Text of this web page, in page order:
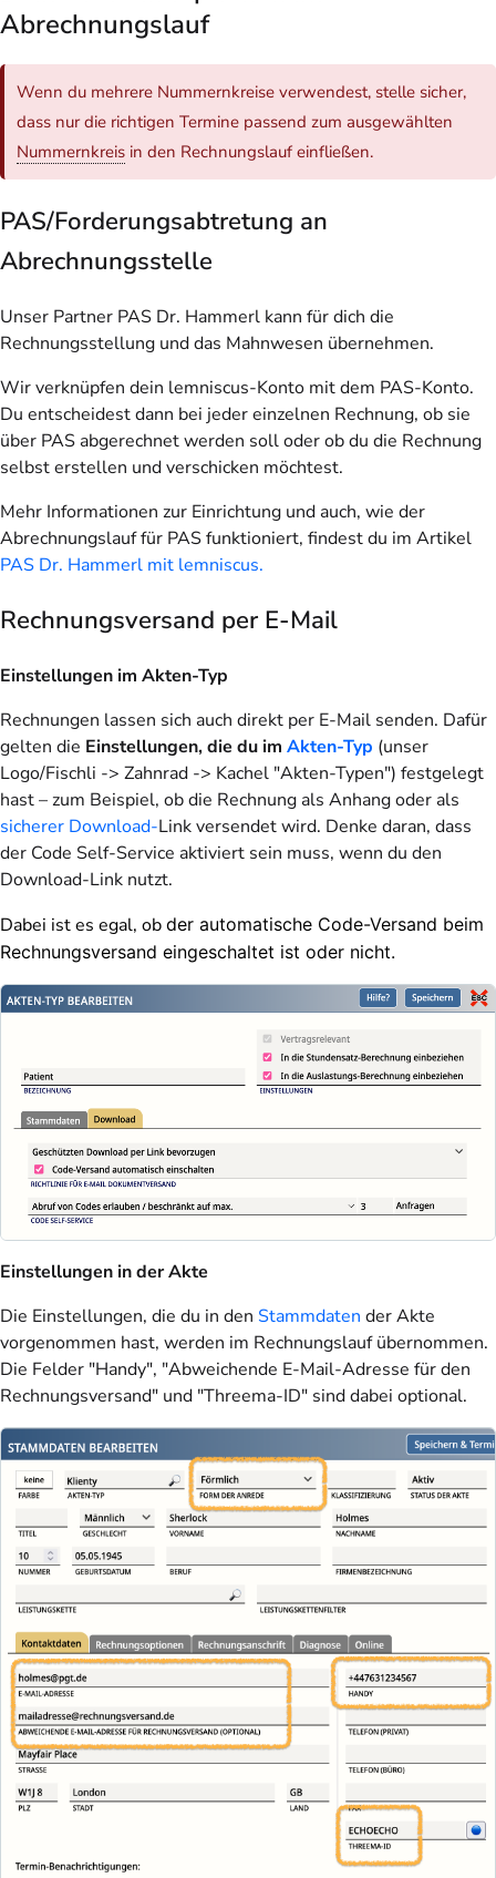
Abrechnungslauf
Wenn du mehrere Nummernkreise verwendest, stelle sicher,
dass nur die richtigen Termine passend zum ausgewählten
Nummernkreis in den Rechnungslauf einfließen.
PAS/Forderungsabtretung an
Abrechnungsstelle
Unser Partner PAS Dr. Hammerl kann für dich die
Rechnungsstellung und das Mahnwesen übernehmen.
Wir verknüpfen dein lemniscus-Konto mit dem PAS-Konto.
Du entscheidest dann bei jeder einzelnen Rechnung, ob sie
über PAS abgerechnet werden soll oder ob du die Rechnung
selbst erstellen und verschicken möchtest.
Mehr Informationen zur Einrichtung und auch, wie der
Abrechnungslauf für PAS funktioniert, findest du im Artikel
PAS Dr. Hammerl mit lemniscus.
Rechnungsversand per E-Mail
Einstellungen im Akten-Typ
Rechnungen lassen sich auch direkt per E-Mail senden. Dafür
gelten die Einstellungen, die du im Akten-Typ (unser
Logo/Fischli -> Zahnrad -> Kachel "Akten-Typen") festgelegt
hast – zum Beispiel, ob die Rechnung als Anhang oder als
sicherer Download-Link versendet wird. Denke daran, dass
der Code Self-Service aktiviert sein muss, wenn du den
Download-Link nutzt.
Dabei ist es egal, ob der automatische Code-Versand beim
Rechnungsversand eingeschaltet ist oder nicht.
Einstellungen in der Akte
Die Einstellungen, die du in den Stammdaten der Akte
vorgenommen hast, werden im Rechnungslauf übernommen.
Die Felder "Handy", "Abweichende E-Mail-Adresse für den
Rechnungsversand" und "Threema-ID" sind dabei optional.